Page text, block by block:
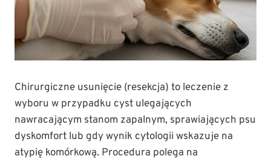
Chirurgiczne usunięcie (resekcja) to leczenie z
wyboru w przypadku cyst ulegających
nawracającym stanom zapalnym, sprawiających psu
dyskomfort lub gdy wynik cytologii wskazuje na
atypię komórkową. Procedura polega na